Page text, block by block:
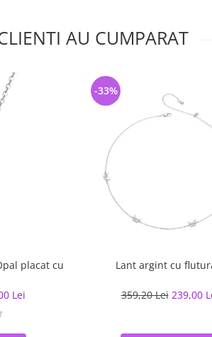
AU CUMPARAT
placat cu
Lei
Lant argint cu
359,20 Lei 239,00
-33%